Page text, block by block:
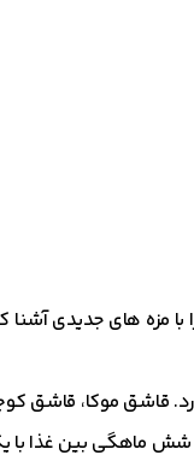
های جدیدی آشنا
قاشق موکا، قاشق
شش ماهگی بین غذا